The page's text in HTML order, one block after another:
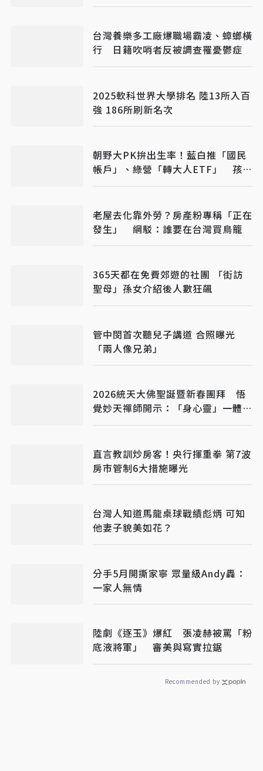
台灣養樂多工廠爆職場霸凌、蟑螂橫
行 日籍吹哨者反被調查罹憂鬱症
2025軟科世界大學排名 陸13所入百
強 186所刷新名次
朝野大PK拚出生率！藍白推「國民
帳戶」、綠營「轉大人ETF」 孩子
成年就有第一筆資本
老屋去化靠外勞？房產粉專稱「正在
發生」 網駁：誰要在台灣買鳥籠
365天都在免費郊遊的社團 「街訪
聖母」孫女介紹後人數狂飆
管中閔首次聽兒子講道 合照曝光
「兩人像兄弟」
2026統天大佛聖誕暨新春團拜 悟
覺妙天禪師開示：「身心靈」一體成
就
直言教訓炒房客！央行揮重拳 第7波
房市管制6大措施曝光
台灣人知道馬龍桌球戰績彪炳 可知
他妻子貌美如花？
分手5月開撕家寧 眾量級Andy轟：
一家人無情
陸劇《逐玉》爆紅 張凌赫被罵「粉
底液將軍」 審美與寫實拉鋸
Recommended by